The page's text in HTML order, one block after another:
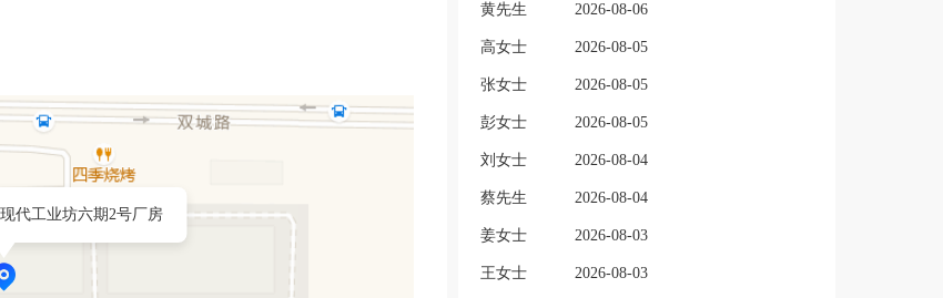
代工业坊六期2号厂房
黄先生 2026-08-06
高女士 2026-08-05
张女士 2026-08-05
彭女士 2026-08-05
刘女士 2026-08-04
蔡先生 2026-08-04
姜女士 2026-08-03
王女士 2026-08-03